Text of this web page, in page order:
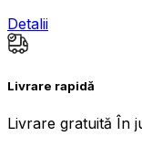
Detalii
Livrare rapidă
Livrare gratuită În